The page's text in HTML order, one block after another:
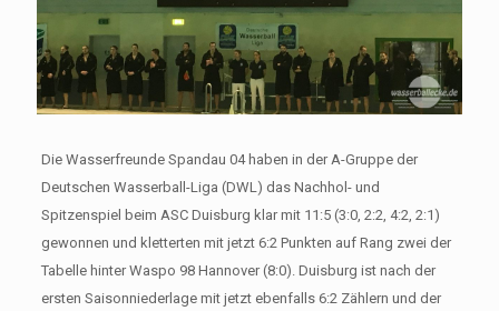
Die Wasserfreunde Spandau 04​ haben in der A-Gruppe der
Deutschen Wasserball-Liga (DWL) das Nachhol- und
Spitzenspiel beim ASC Duisburg​ klar mit 11:5 (3:0, 2:2, 4:2, 2:1)
gewonnen und kletterten mit jetzt 6:2 Punkten auf Rang zwei der
Tabelle hinter Waspo 98 Hannover (8:0). Duisburg ist nach der
ersten Saisonniederlage mit jetzt ebenfalls 6:2 Zählern und der